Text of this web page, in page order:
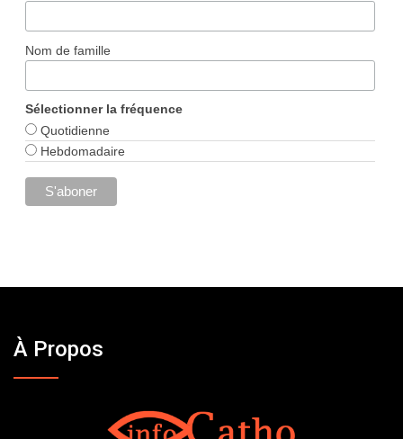
Nom de famille
Sélectionner la fréquence
Quotidienne
Hebdomadaire
À Propos